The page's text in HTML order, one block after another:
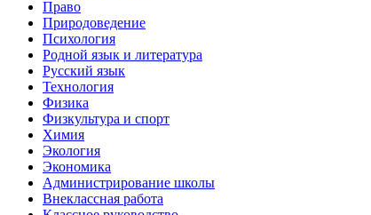
Право
Природоведение
Психология
Родной язык и литература
Русский язык
Технология
Физика
Физкультура и спорт
Химия
Экология
Экономика
Администрирование школы
Внеклассная работа